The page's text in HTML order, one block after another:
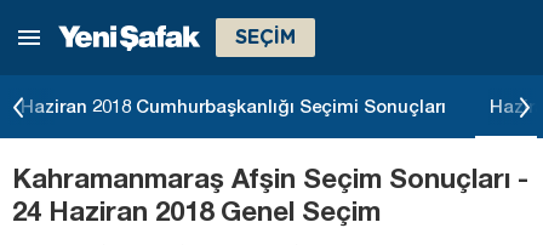
SEÇİM
Haziran 2018 Cumhurbaşkanlığı Seçimi Sonuçları
Kahramanmaraş Afşin Seçim Sonuçları -
24 Haziran 2018 Genel Seçim